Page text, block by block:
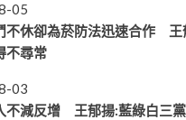
05
不休卻為菸防法迅速合作 王
不尋常
03
不減反增 王郁揚:藍綠白三